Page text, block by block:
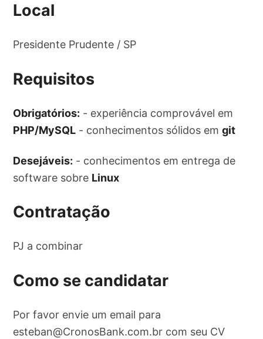
Local
Presidente Prudente / SP
Requisitos
Obrigatórios: - experiência comprovável em
PHP/MySQL - conhecimentos sólidos emgit
Desejáveis: - conhecimentos em entrega de
software sobre Linux
Contratação
PJ a combinar
Como se candidatar
Por favor envie um email para
esteban@CronosBank.com.br com seu CV